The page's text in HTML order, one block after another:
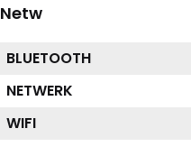
Netw
BLUETOOTH
NETWERK
WIFI